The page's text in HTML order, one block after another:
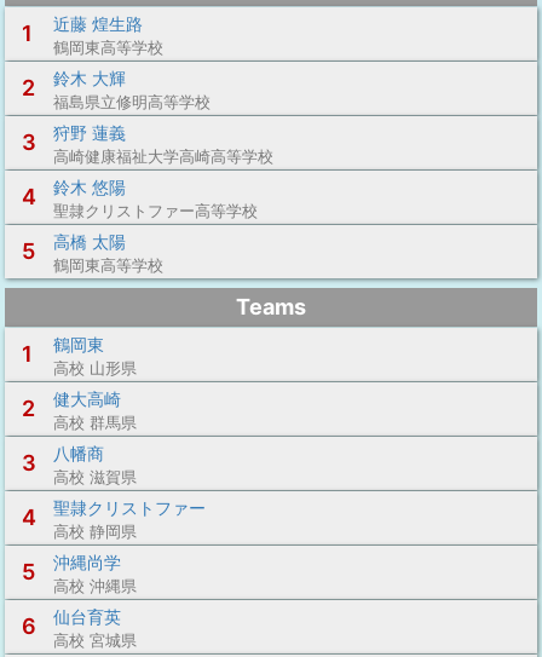
1
近藤 煌生路
鶴岡東高等学校
2 鈴木 大輝
福島県立修明高等学校
3 狩野 蓮義
高崎健康福祉大学高崎高等学校
4 鈴木 悠陽
聖隷クリストファー高等学校
5 高橋 太陽
鶴岡東高等学校
Teams
1
鶴岡東
高校 山形県
2 健大高崎
高校 群馬県
3 八幡商
高校 滋賀県
4 聖隷クリストファー
高校 静岡県
5 沖縄尚学
高校 沖縄県
6 仙台育英
高校 宮城県